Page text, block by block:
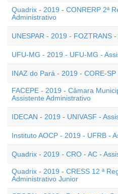
Quadrix - 2019 - CONRERP 2ª
Administrativo
UNESPAR - 2019 - FOZTRANS
UFU-MG - 2019 - UFU-MG -
INAZ do Pará - 2019 - CORE-
FACEPE - 2019 - Câmara
Assistente Administrativo
IDECAN - 2019 - UNIVASF -
Instituto AOCP - 2019 - UFRB -
Quadrix - 2019 - CRO - AC -
Quadrix - 2019 - CRESS 12 ª
Administrativo Junior